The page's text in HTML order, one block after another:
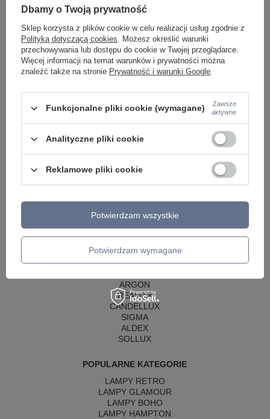
ŻYRANDOLE
LAMPKI NOCNE
ŻYRANDOLE KRYSZTAŁOWE
LAMPY WISZĄCE CZARNE
LAMPY WISZĄCE - OKRĘGI
KINKIETY DO SYPIALNI
LAMPY SUFITOWE OKRĄGŁE
LAMPY ZEWNĘTRZNE
SŁUPKI OGRODOWE
LAMPY OGRODOWE - WISZĄCE
LAMPY WISZĄCE - ZEWNĘTRZNE
LAMPY OGRODOWE - SUFITOWE
LAMPY SOLARNE
OPRAWY OGRODOWE
GIRLANDY OGRODOWE
PRODUCENCI
AZZARDO
ITALUX
ARGON
REALITY
CANDELLUX
SIGMA
ALDEX
SOLLUX
POPULARNE KATEGORIE
LAMPY RETRO
LAMPY GLAMOUR
LAMPY BOHO
LAMPY HAMPTON
Dbamy o Twoją prywatność
Sklep korzysta z plików cookie w celu realizacji usług zgodnie z
Polityką dotyczącą cookies. Możesz określić warunki
przechowywania lub dostępu do cookie w Twojej przeglądarce.
Więcej informacji na temat warunków i prywatności można
znaleźć także na stronie Prywatność i warunki Google.
Funkcjonalne pliki cookie (wymagane)
Zawsze
aktywne
Analityczne pliki cookie
Reklamowe pliki cookie
Potwierdzam wymagane
Potwierdzam wszystkie